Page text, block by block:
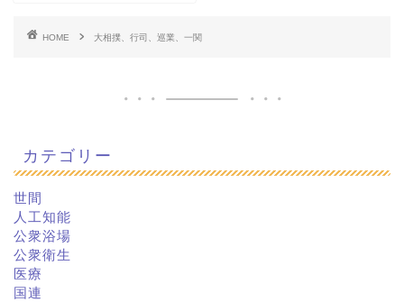
HOME 大相撲、行司、巡業、一関
カテゴリー
世間
人工知能
公衆浴場
公衆衛生
医療
国連